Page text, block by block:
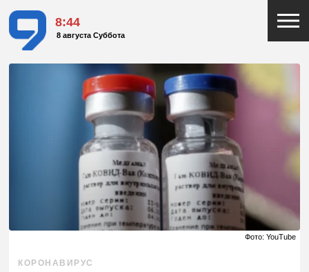
8:44
8 августа Суббота
Фото: YouTube
КОРОНАВИРУС